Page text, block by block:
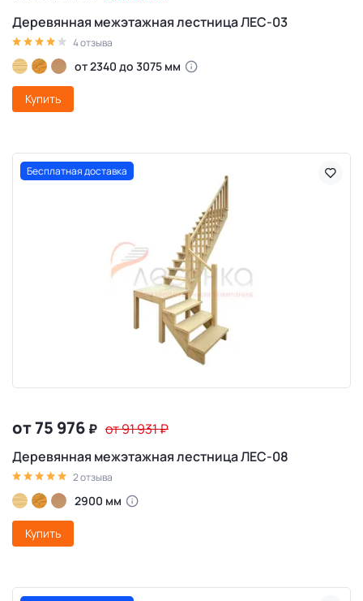
Деревянная межэтажная лестница ЛЕС-03
4 отзыва
от 2340 до 3075 мм
Купить
Бесплатная доставка
от 75 976 ₽ от 91 931₽
Деревянная межэтажная лестница ЛЕС-08
2 отзыва
2900 мм
Купить